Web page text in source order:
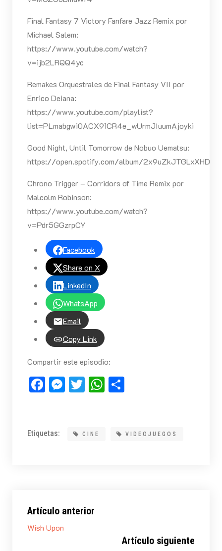
Final Fantasy 7 Victory Fanfare Jazz Remix por
Michael Salem:
https://www.youtube.com/watch?
v=ijb2LRQQ4yc
Remakes Orquestrales de Final Fantasy VII por
Enrico Deiana:
https://www.youtube.com/playlist?
list=PLmabgwi0ACX91CR4e_wUrmJIuumAjoyki
Good Night, Until Tomorrow de Nobuo Uematsu:
https://open.spotify.com/album/
Chrono Trigger – Corridors of Time Remix por
Malcolm Robinson:
https://www.youtube.com/watch?
v=Pdr5GGzrpCY
Facebook
Share on X
LinkedIn
WhatsApp
Email
Copy Link
Compartir este episodio:
Facebook
Messenger
TwitterWhatsApp
Compartir
Etiquetas: CINE VIDEOJUEGOS
Artículo anterior
Wish Upon
Artículo siguiente